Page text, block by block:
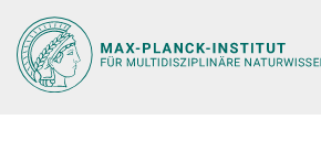
Hauptinhalt